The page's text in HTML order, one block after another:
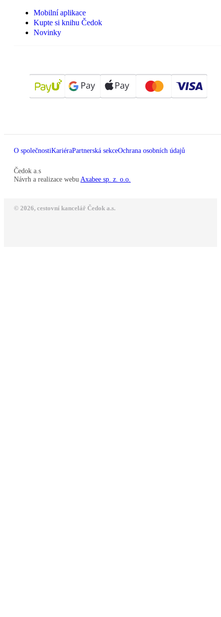
Mobilní aplikace
Kupte si knihu Čedok
Novinky
O společnostiKariéraPartnerská sekceOchrana osobních údajů
Čedok a.s
Návrh a realizace webu Axabee sp. z. o.o.
© 2026, cestovní kancelář Čedok a.s.